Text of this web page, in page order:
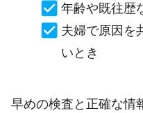
年齢や既往歴
夫婦で原因を
いとき
早めの検査と正確な情